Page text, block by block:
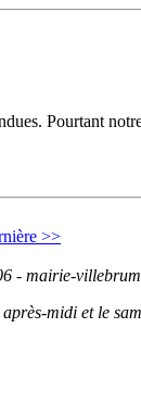
Pourtant
>>
- mairie-
midi et le